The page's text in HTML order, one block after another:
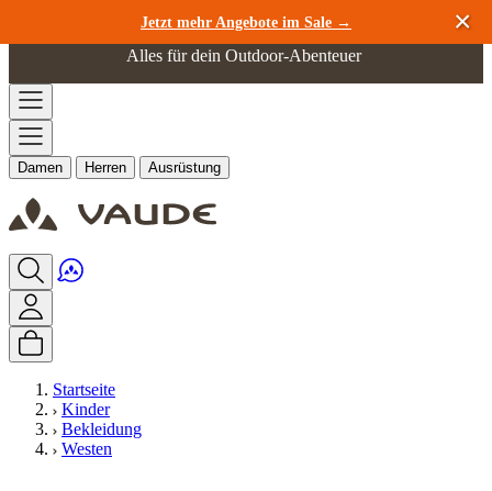
Jetzt mehr Angebote im Sale →
Zum Inhalt springen
Alles für dein Outdoor-Abenteuer
Damen Herren Ausrüstung
Startseite
Kinder
Bekleidung
Westen